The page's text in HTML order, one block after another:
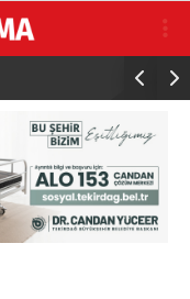
yükseliyor